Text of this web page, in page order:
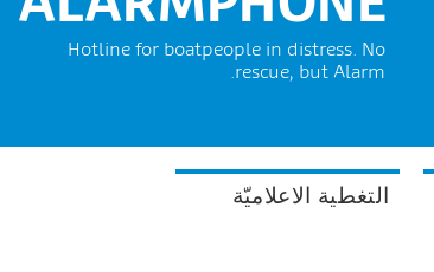
Hotline for boatpeople in distress. No
rescue, but Alarm.
التغطية الاعلاميّة